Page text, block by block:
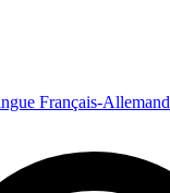
Français-Allemand